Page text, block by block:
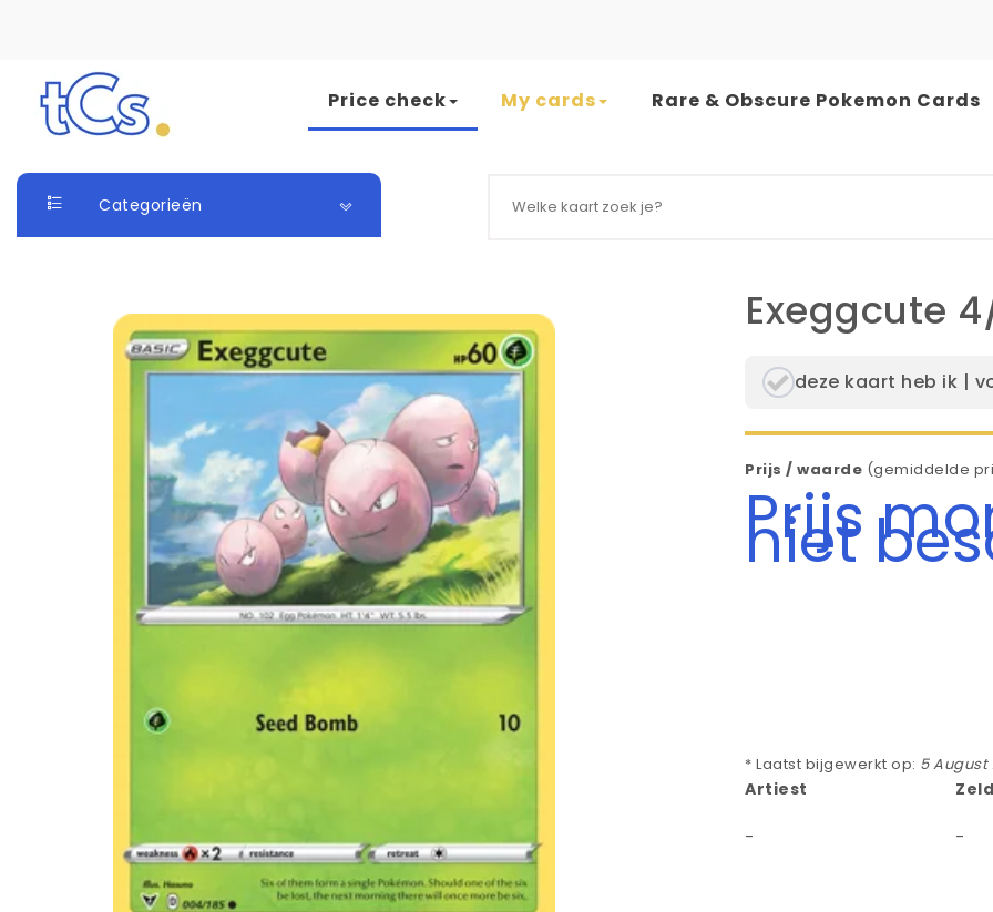
Skip to content
Price check My cards Rare & Obscure Pokemon Cards
Categorieën
Exeggcute
deze kaart heb ik |
Prijs / waarde (gemiddelde
Prijs
niet
* Laatst bijgewerkt op: 5 August
Artiest
- -